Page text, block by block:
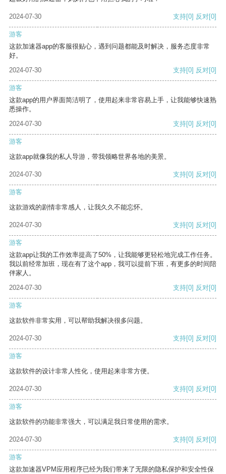
2024-07-30 支持[0] 反对[0]
游客
这款加速器app的客服很贴心，遇到问题都能及时解决，服务态度非常
好。
2024-07-30
支持[0] 反对[0]
游客
这款app的用户界面简洁明了，使用起来非常容易上手，让我能够快速熟
悉操作。
2024-07-30
支持[0] 反对[0]
游客
这款app就像我的私人导游，带我领略世界各地的美景。
2024-07-30 支持[0] 反对[0]
游客
这款游戏的剧情非常感人，让我久久不能忘怀。
2024-07-30 支持[0] 反对[0]
游客
这款app让我的工作效率提高了50%，让我能够更轻松地完成工作任务。
我以前经常加班，现在有了这个app，我可以提前下班，有更多的时间陪
伴家人。
2024-07-30
支持[0] 反对[0]
游客
这款软件非常实用，可以帮助我解决很多问题。
2024-07-30 支持[0] 反对[0]
游客
这款软件的设计非常人性化，使用起来非常方便。
2024-07-30 支持[0] 反对[0]
游客
这款软件的功能非常强大，可以满足我日常使用的需求。
2024-07-30 支持[0] 反对[0]
游客
这款加速器VPM应用程序已经为我们带来了无限的隐私保护和安全性保